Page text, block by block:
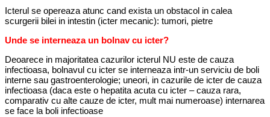
Icterul se opereaza atunc cand exista un obstacol in calea
scurgerii bilei in intestin (icter mecanic): tumori, pietre
Unde se interneaza un bolnav cu icter?
Deoarece in majoritatea cazurilor icterul NU este de cauza
infectioasa, bolnavul cu icter se interneaza intr-un serviciu de boli
interne sau gastroenterologie; uneori, in cazurile de icter de cauza
infectioasa (daca este o hepatita acuta cu icter – cauza rara,
comparativ cu alte cauze de icter, mult mai numeroase) internarea
se face la boli infectioase